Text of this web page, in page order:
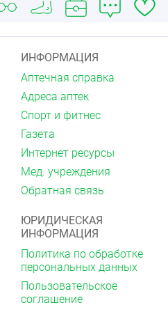
использовать в
когда
особенности
правильному
влагалища,
половых органов
применению
самостоятельно не
ИНФОРМАЦИЯ
Аптечная справка
Адреса аптек
Спорт и фитнес
Газета
Интернет ресурсы
Мед. учреждения
Обратная связь
ЮРИДИЧЕСКАЯ
ИНФОРМАЦИЯ
Политика по обработке
персональных данных
Пользовательское
соглашение